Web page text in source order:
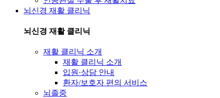
뇌신경 재활 클리닉
뇌신경 재활 클리닉
재활 클리닉 소개
재활 클리닉 소개
입원·상담 안내
환자/보호자 편의 서비스
뇌졸중